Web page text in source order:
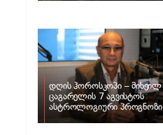
დღის ჰოროსკოპი – მიხეილ
ცაგარელის 7 აგვისტოს
ასტროლოგიური პროგნოზი